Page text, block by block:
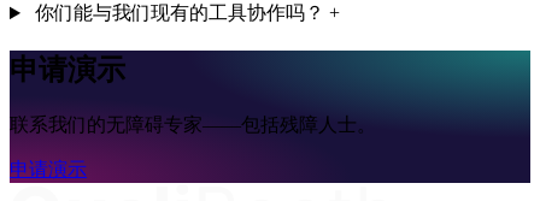
你们能与我们现有的工具协作吗？ +
申请演示
联系我们的无障碍专家——包括残障人士。
申请演示